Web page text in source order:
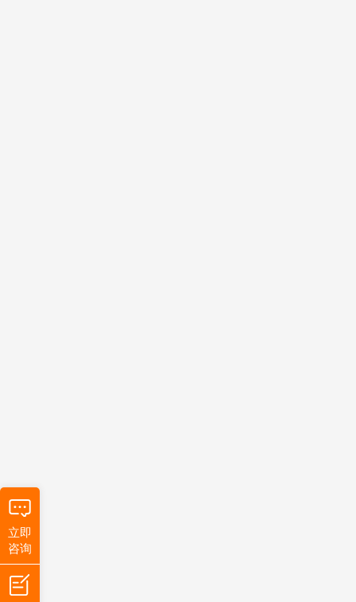
立即
咨询